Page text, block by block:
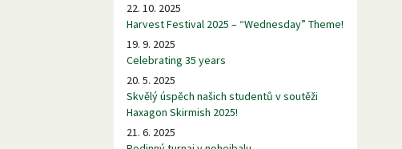
22. 10. 2025
Harvest Festival 2025 – “Wednesday” Theme!
19. 9. 2025
Celebrating 35 years
20. 5. 2025
Skvělý úspěch našich studentů v soutěži
Haxagon Skirmish 2025!
21. 6. 2025